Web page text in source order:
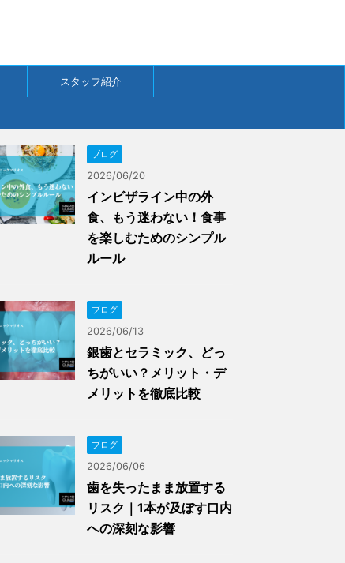
スタッフ紹介
ブログ
2026/06/20
インビザライン中の外
食、もう迷わない！食事
を楽しむためのシンプル
ルール
ブログ
2026/06/13
銀歯とセラミック、どっ
ちがいい？メリット・デ
メリットを徹底比較
ブログ
2026/06/06
歯を失ったまま放置する
リスク｜1本が及ぼす口内
への深刻な影響